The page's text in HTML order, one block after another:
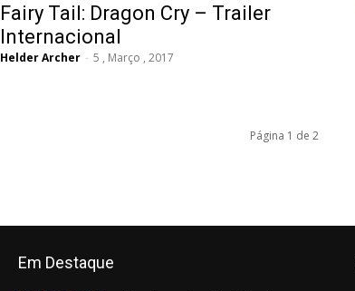
Fairy Tail: Dragon Cry – Trailer
Internacional
Helder Archer - 5 , Março , 2017
Página 1 de 2
Em Destaque